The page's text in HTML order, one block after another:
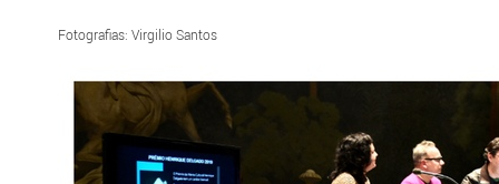
Fotografias: Virgilio Santos